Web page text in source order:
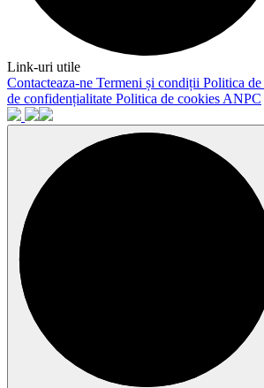
Link-uri utile
Contacteaza-ne Termeni și condiții Politica
de confidențialitate Politica de cookies ANPC